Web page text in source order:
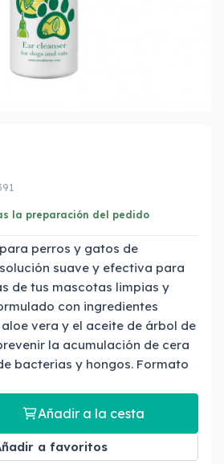
la preparación del pedido
perros y gatos de
suave y efectiva para
de tus mascotas limpias y
con ingredientes
vera y el aceite de árbol de
la acumulación de cera
bacterias y hongos. Formato
Añadir a la cesta
a favoritos